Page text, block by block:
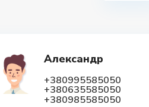
Александр
+380995585050
+380635585050
+380985585050